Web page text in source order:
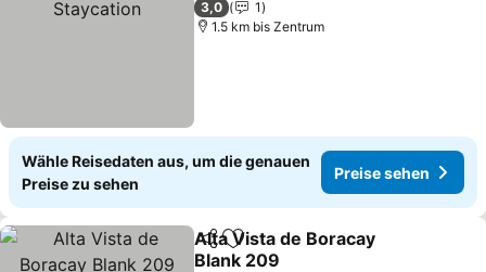
3,0
1
1.5 km bis Zentrum
Wähle Reisedaten aus, um die genauen
Preise zu sehen
Preise sehen
TeilenZu Favoriten hinzufügen
Alta Vista de Boracay
Blank 209